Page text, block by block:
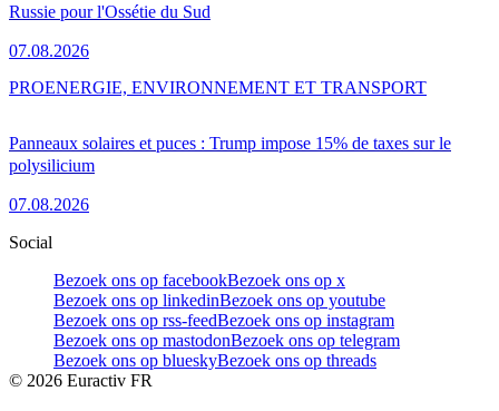
Russie pour l'Ossétie du Sud
07.08.2026
Panneaux solaires et puces : Trump impose 15% de taxes sur le
polysilicium
07.08.2026
PROENERGIE, ENVIRONNEMENT ET TRANSPORT
Social
Bezoek ons op facebookBezoek ons op x
Bezoek ons op linkedinBezoek ons op youtube
Bezoek ons op rss-feedBezoek ons op instagram
Bezoek ons op mastodonBezoek ons op telegram
Bezoek ons op blueskyBezoek ons op threads
© 2026 Euractiv FR